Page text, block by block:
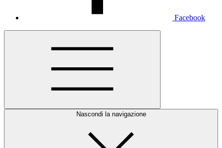
Facebook
Nascondi la navigazione